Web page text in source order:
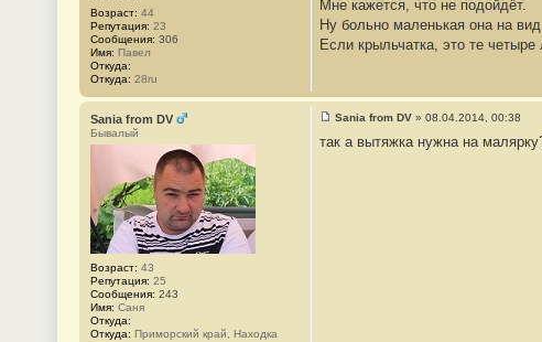
Возраст: 44
Репутация: 23
Сообщения: 306
Имя: Павел
Откуда:
Откуда: 28ru
о
б
щ
е
3
4
9
Мне кажется, что не подойдёт.
Ну больно маленькая она на
Если крыльчатка, это те
Sania from DV
Бывалый
Возраст: 43
Репутация: 25
Сообщения: 243
Имя: Саня
Откуда:
Откуда: Приморский край, Находка
о
Sania from DV » 08.04.2014, 00:38
так а вытяжка нужна на